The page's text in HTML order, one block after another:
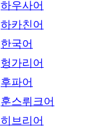
하우사어
하카친어
한국어
헝가리어
후파어
훈스뤼크어
히브리어